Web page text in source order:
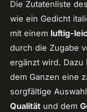
Die Zutatenliste
wie ein Gedicht
mit einem luftig-
durch die Zugabe
ergänzt wird. Dazu
dem Ganzen eine
sorgfältige
Qualität und dem